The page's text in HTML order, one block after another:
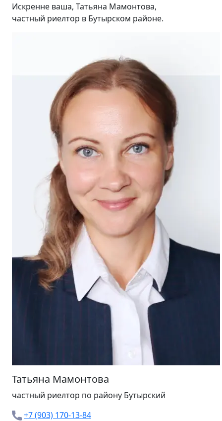
Искренне ваша, Татьяна Мамонтова,
частный риелтор в Бутырском районе.
Татьяна Мамонтова
частный риелтор по району Бутырский
+7 (903) 170-13-84